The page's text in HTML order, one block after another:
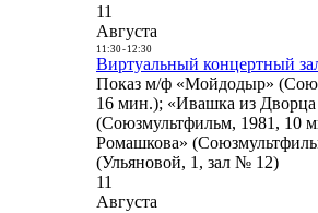
11
Августа
11:30- 12:30
Виртуальный концертный
Показ м/ф «Мойдодыр»
16 мин.); «Ивашка из Дворца
(Союзмультфильм, 1981, 10
Ромашкова»
(Ульяновой, 1, зал № 12)
11
Августа